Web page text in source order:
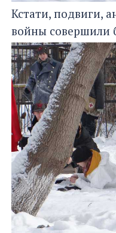
Кстати, подвиги,
войны совершили